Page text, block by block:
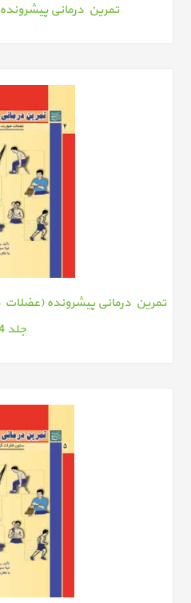
تمرین درمانی
تمرین درمانی پیشرونده
جلد 4